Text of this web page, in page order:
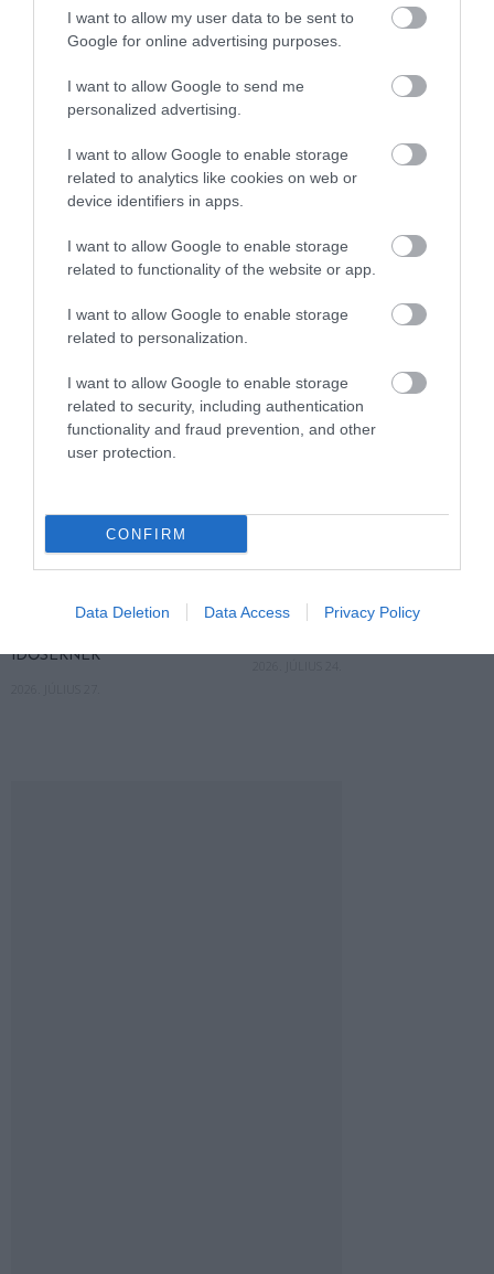
I want to allow my user data to be sent to
Google for online advertising purposes.
I want to allow Google to send me
personalized advertising.
I want to allow Google to enable storage
related to analytics like cookies on web or
device identifiers in apps.
I want to allow Google to enable storage
related to functionality of the website or app.
I want to allow Google to enable storage
related to personalization.
I want to allow Google to enable storage
related to security, including authentication
functionality and fraud prevention, and other
user protection.
CONFIRM
Data Deletion Data Access Privacy Policy
HA AZ UNOKÁD SÍRVA HÍV
PÉNZÉRT, ELŐBB KÉRDEZD
2026. JÚLIUS 29.
A VIDEÓHÍVÁS NEM ÖLELÉS,
MAGÁNY ELLEN
NAPPALIJA? ÍGY NÉZHET KI A
IDŐSEKNEK
EGY MONDAT, AMITŐL